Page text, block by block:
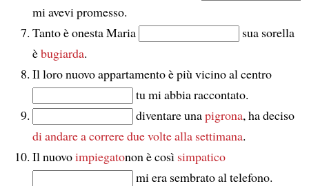
mi avevi promesso.
Tanto è onesta Maria
sua sorella
èbugiarda.
Il loro nuovo appartamento è più vicino al centro
tu mi abbia raccontato.
diventare unapigrona, ha deciso
di andare a correredue volte alla settimana.
Il nuovoimpiegatonon è così simpatico
mi era sembrato al telefono.